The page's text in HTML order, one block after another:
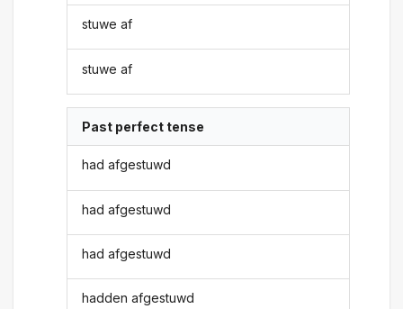
stuwe af
stuwe af
Past perfect tense
had afgestuwd
had afgestuwd
had afgestuwd
hadden afgestuwd